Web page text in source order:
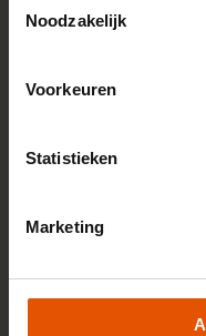
Noodzakelijk
Voorkeuren
Statistieken
Marketing
Pechhulp
passagiers na
wagenpark
volledig ontzorgt.